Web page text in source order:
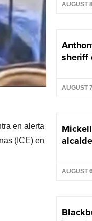
AUGUST
sheriff
AUGUST
AUGUST
en alerta
(ICE) en